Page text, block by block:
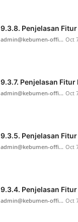
9.3.8. Penjelasan
admin@kebumen-offi... Oct
9.3.7. Penjelasan Fitur
admin@kebumen-offi... Oct
9.3.5. Penjelasan
admin@kebumen-offi... Oct
9.3.4. Penjelasan
admin@kebumen-offi... Oct